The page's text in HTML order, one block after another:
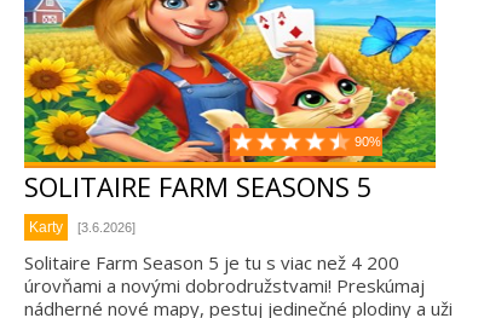
90%
SOLITAIRE FARM SEASONS 5
Karty [3.6.2026]
Solitaire Farm Season 5 je tu s viac než 4 200
úrovňami a novými dobrodružstvami! Preskúmaj
nádherné nové mapy, pestuj jedinečné plodiny a uži